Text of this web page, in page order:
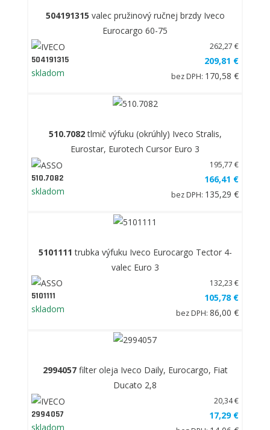
504191315 valec pružinový ručnej brzdy Iveco
Eurocargo 60-75
504191315
skladom
262,27 €
209,81 €
bez DPH: 170,58 €
510.7082tlmič výfuku (okrúhly) Iveco Stralis,
Eurostar, Eurotech Cursor Euro 3
510.7082
skladom
195,77 €
166,41 €
bez DPH: 135,29 €
5101111 trubka výfuku Iveco Eurocargo Tector 4-
valec Euro 3
5101111
skladom
132,23 €
105,78 €
bez DPH: 86,00 €
2994057filter oleja Iveco Daily, Eurocargo, Fiat
Ducato 2,8
2994057
skladom
20,34 €
17,29 €